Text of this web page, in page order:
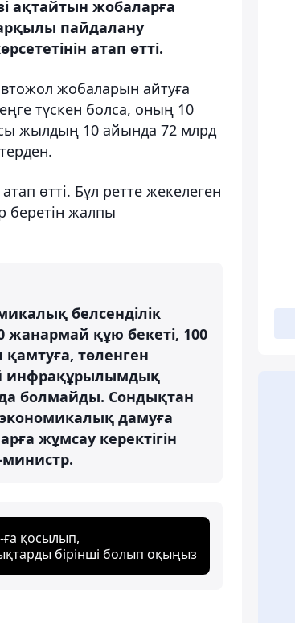
ақтайтын жобаларға
арқылы пайдалану
атап өтті.
жобаларын айтуға
түскен болса, оның 10
жылдың 10 айында 72 млрд
өтті. Бұл ретте жекелеген
беретін жалпы
белсенділік
жанармай құю бекеті, 100
төленген
инфрақұрылымдық
болмайды. Сондықтан
дамуға
жұмсау керектігін
ға қосылып,
бірінші болып оқыңыз